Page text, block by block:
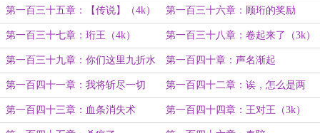
艺！
第一百三十五章：【传说】（4k） 第一百三十六章：顾珩的奖励
（3k）
第一百三十七章：珩王（4k） 第一百三十八章：卷起来了（3k）
第一百三十九章：你们这里九折水
瓶啊？（3k）
第一百四十章：声名渐起
第一百四十一章：我将斩尽一切
敌！
第一百四十二章：诶，怎么是两
套？
第一百四十三章：血条消失术 第一百四十四章：王对王（3k）